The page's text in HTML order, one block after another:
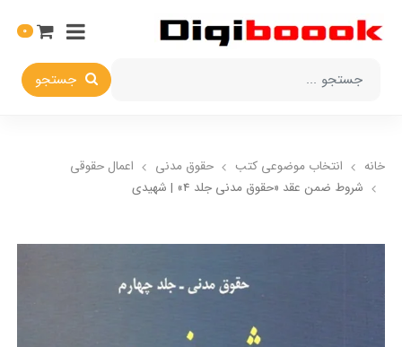
جستجو
0
خانه انتخاب​ موضوعي​ کتب حقوق مدني
اعمال حقوقي
شروط ضمن عقد «حقوق مدنی جلد 4» | شهیدی